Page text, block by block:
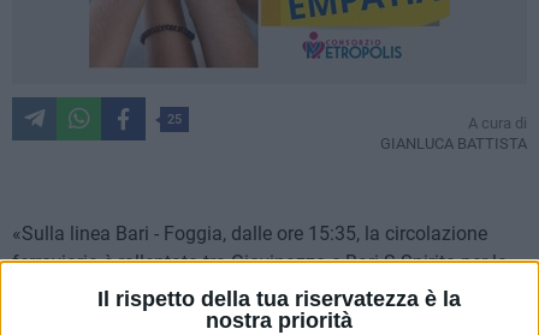
Il rispetto della tua riservatezza è la
nostra priorità
25
A cura di
GIANLUCA BATTISTA
«Sulla linea Bari - Foggia, dalle ore 15:35, la circolazione
ferroviaria è rallentata tra Giovinazzo e Bari S.Spirito per la
presenza di un veicolo all'interno delle barriere di un
passaggio a livello regolarmente funzionante.